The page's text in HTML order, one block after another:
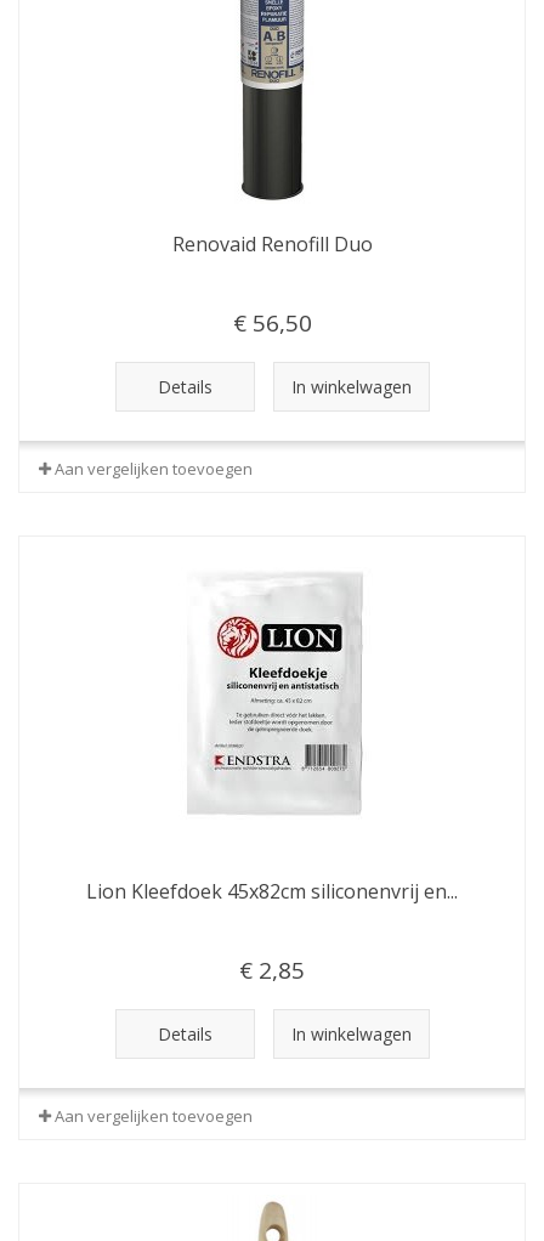
Renovaid Renofill Duo
€ 56,50
Details In winkelwagen
Aan vergelijken toevoegen
Lion Kleefdoek 45x82cm siliconenvrij en...
€ 2,85
Details In winkelwagen
Aan vergelijken toevoegen